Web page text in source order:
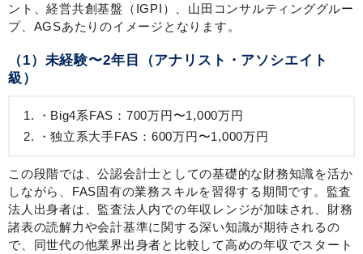
ント、経営共創基盤（IGPI）、山田コンサルティンググルー
プ、AGSあたりのイメージとなります。
（1）未経験〜2年目（アナリスト・アソシエイト
級）
Big4系FAS：700万円〜1,000万円
独立系大手FAS：600万円〜1,000万円
この段階では、公認会計士としての基礎的な財務知識を活か
しながら、FAS固有の業務スキルを習得する期間です。監査
法人出身者は、監査法人内での年収レンジが加味され、財務
諸表の読解力や会計基準に関する深い知識が期待されるの
で、同世代の他業界出身者と比較して高めの年収でスタート